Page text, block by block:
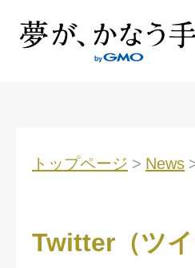
トップページ > News
Twitter（ツ